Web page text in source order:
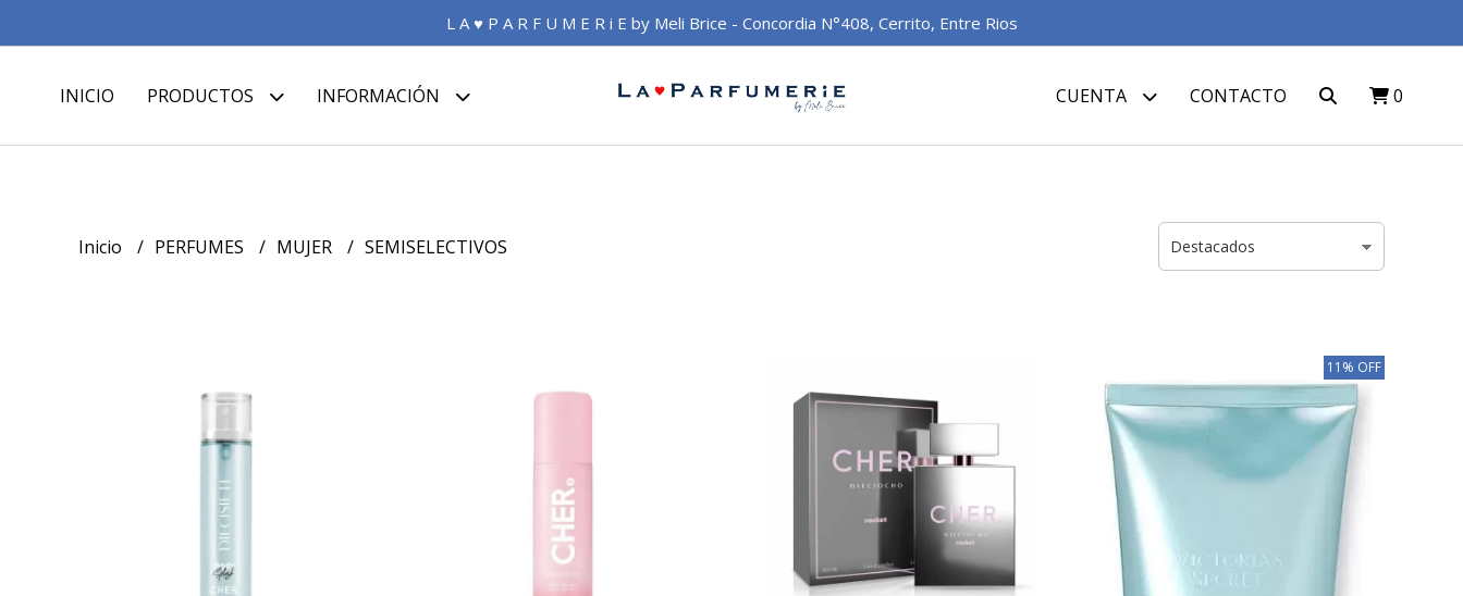
L A ♥ P A R F U M E R i E by Meli Brice - Concordia N°408, Cerrito, Entre Rios
INICIO PRODUCTOS INFORMACIÓN CUENTA CONTACTO 0
Inicio PERFUMES MUJER SEMISELECTIVOS
11% OFF